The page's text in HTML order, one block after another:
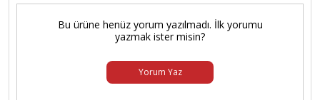
Bu ürüne henüz yorum yazılmadı. İlk yorumu
yazmak ister misin?
Yorum Yaz